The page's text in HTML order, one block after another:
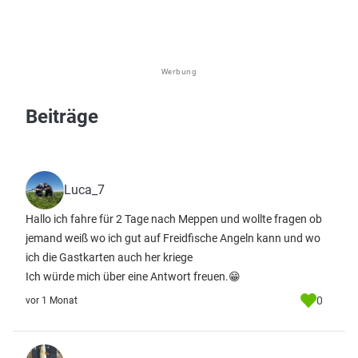
Werbung
Beiträge
Luca_7
Hallo ich fahre für 2 Tage nach Meppen und wollte fragen ob
jemand weiß wo ich gut auf Freidfische Angeln kann und wo
ich die Gastkarten auch her kriege
Ich würde mich über eine Antwort freuen.😁
vor 1 Monat 0